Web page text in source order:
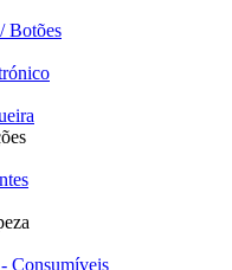
Botões
Consumíveis